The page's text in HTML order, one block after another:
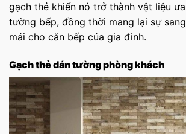
gạch thẻ khiến nó trở thành vật liệu
tường bếp, đồng thời mang lại sự
mái cho căn bếp của gia đình.
Gạch thẻ dán tường phòng khách